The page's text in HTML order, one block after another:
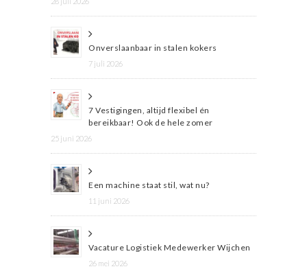
Onverslaanbaar in stalen kokers
7 juli 2026
7 Vestigingen, altijd flexibel én
bereikbaar! Ook de hele zomer
25 juni 2026
Een machine staat stil, wat nu?
11 juni 2026
Vacature Logistiek Medewerker Wijchen
26 mei 2026